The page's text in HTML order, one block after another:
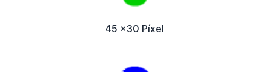
45 x30 Píxel